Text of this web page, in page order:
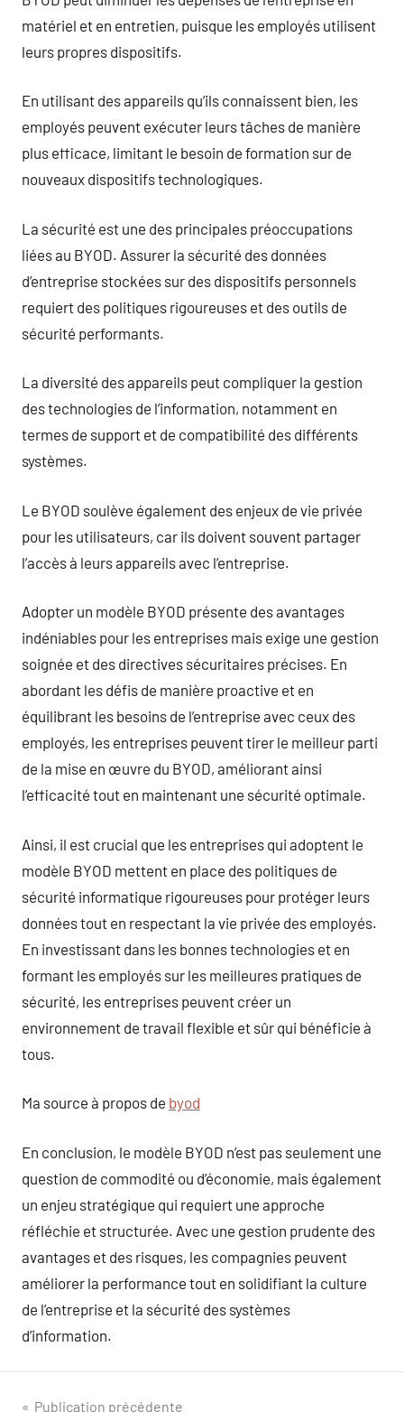
matériel et en entretien, puisque les employés utilisent
leurs propres dispositifs.
En utilisant des appareils qu’ils connaissent bien, les
employés peuvent exécuter leurs tâches de manière
plus efficace, limitant le besoin de formation sur de
nouveaux dispositifs technologiques.
La sécurité est une des principales préoccupations
liées au BYOD. Assurer la sécurité des données
d’entreprise stockées sur des dispositifs personnels
requiert des politiques rigoureuses et des outils de
sécurité performants.
La diversité des appareils peut compliquer la gestion
des technologies de l’information, notamment en
termes de support et de compatibilité des différents
systèmes.
Le BYOD soulève également des enjeux de vie privée
pour les utilisateurs, car ils doivent souvent partager
l’accès à leurs appareils avec l’entreprise.
Adopter un modèle BYOD présente des avantages
indéniables pour les entreprises mais exige une gestion
soignée et des directives sécuritaires précises. En
abordant les défis de manière proactive et en
équilibrant les besoins de l’entreprise avec ceux des
employés, les entreprises peuvent tirer le meilleur parti
de la mise en œuvre du BYOD, améliorant ainsi
l’efficacité tout en maintenant une sécurité optimale.
Ainsi, il est crucial que les entreprises qui adoptent le
modèle BYOD mettent en place des politiques de
sécurité informatique rigoureuses pour protéger leurs
données tout en respectant la vie privée des employés.
En investissant dans les bonnes technologies et en
formant les employés sur les meilleures pratiques de
sécurité, les entreprises peuvent créer un
environnement de travail flexible et sûr qui bénéficie à
tous.
Ma source à propos de byod
En conclusion, le modèle BYOD n’est pas seulement une
question de commodité ou d’économie, mais également
un enjeu stratégique qui requiert une approche
réfléchie et structurée. Avec une gestion prudente des
avantages et des risques, les compagnies peuvent
améliorer la performance tout en solidifiant la culture
de l’entreprise et la sécurité des systèmes
d’information.
Publication précédente